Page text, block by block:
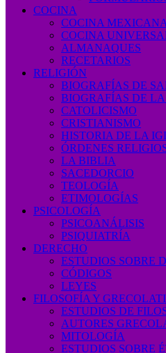
COCINA
COCINA MEXICANA
COCINA
ALMANAQUES
RECETARIOS
RELIGIÓN
BIOGRAFÍAS DE
BIOGRAFÍAS DE
CATOLICISMO
CRISTIANISMO
HISTORIA DE LA
ÓRDENES
LA BIBLIA
SACEDORCIO
TEOLOGÍA
ETIMOLOGÍAS
PSICOLOGÍA
PSICOANÁLISIS
PSIQUIATRÍA
DERECHO
ESTUDIOS SOBRE
CÓDIGOS
LEYES
FILOSOFÍA Y
ESTUDIOS DE
AUTORES
MITOLOGÍA
ESTUDIOS SOBRE